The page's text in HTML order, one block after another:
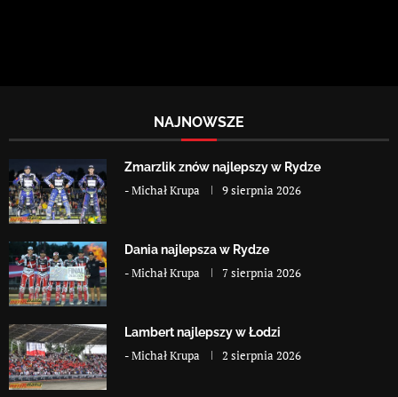
NAJNOWSZE
Zmarzlik znów najlepszy w Rydze
-Michał Krupa 9 sierpnia 2026
Dania najlepsza w Rydze
-Michał Krupa 7 sierpnia 2026
Lambert najlepszy w Łodzi
-Michał Krupa 2 sierpnia 2026